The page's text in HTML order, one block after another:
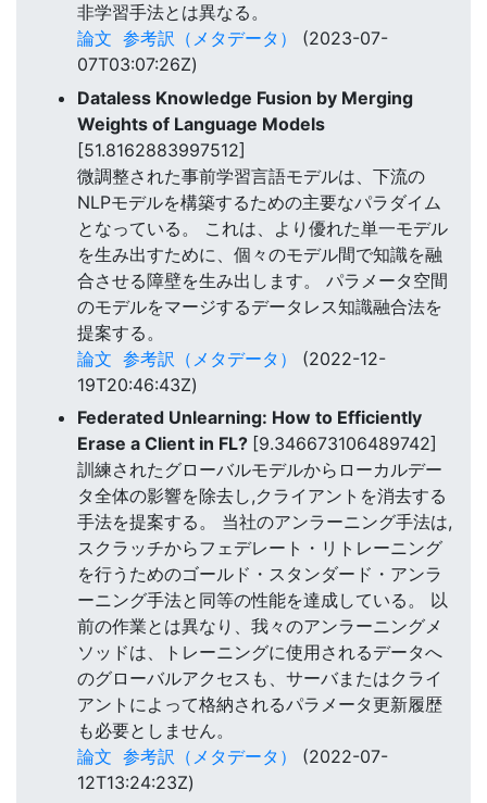
非学習手法とは異なる。
論文 参考訳（メタデータ）
(2023-07-
07T03:07:26Z)
Dataless Knowledge Fusion by Merging
Weights of Language Models
[51.8162883997512]
微調整された事前学習言語モデルは、下流の
NLPモデルを構築するための主要なパラダイム
となっている。 これは、より優れた単一モデル
を生み出すために、個々のモデル間で知識を融
合させる障壁を生み出します。 パラメータ空間
のモデルをマージするデータレス知識融合法を
提案する。
論文 参考訳（メタデータ）
(2022-12-
19T20:46:43Z)
Federated Unlearning: How to Efficiently
Erase a Client in FL? [9.346673106489742]
訓練されたグローバルモデルからローカルデー
タ全体の影響を除去し,クライアントを消去する
手法を提案する。 当社のアンラーニング手法は,
スクラッチからフェデレート・リトレーニング
を行うためのゴールド・スタンダード・アンラ
ーニング手法と同等の性能を達成している。 以
前の作業とは異なり、我々のアンラーニングメ
ソッドは、トレーニングに使用されるデータへ
のグローバルアクセスも、サーバまたはクライ
アントによって格納されるパラメータ更新履歴
も必要としません。
論文 参考訳（メタデータ）
(2022-07-
12T13:24:23Z)